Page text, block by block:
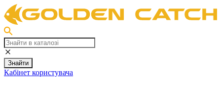
Знайти
Кабінет користувача